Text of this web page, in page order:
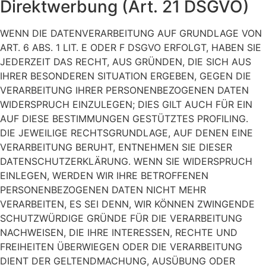
Direktwerbung (Art. 21 DSGVO)
WENN DIE DATENVERARBEITUNG AUF GRUNDLAGE VON
ART. 6 ABS. 1 LIT. E ODER F DSGVO ERFOLGT, HABEN SIE
JEDERZEIT DAS RECHT, AUS GRÜNDEN, DIE SICH AUS
IHRER BESONDEREN SITUATION ERGEBEN, GEGEN DIE
VERARBEITUNG IHRER PERSONENBEZOGENEN DATEN
WIDERSPRUCH EINZULEGEN; DIES GILT AUCH FÜR EIN
AUF DIESE BESTIMMUNGEN GESTÜTZTES PROFILING.
DIE JEWEILIGE RECHTSGRUNDLAGE, AUF DENEN EINE
VERARBEITUNG BERUHT, ENTNEHMEN SIE DIESER
DATENSCHUTZERKLÄRUNG. WENN SIE WIDERSPRUCH
EINLEGEN, WERDEN WIR IHRE BETROFFENEN
PERSONENBEZOGENEN DATEN NICHT MEHR
VERARBEITEN, ES SEI DENN, WIR KÖNNEN ZWINGENDE
SCHUTZWÜRDIGE GRÜNDE FÜR DIE VERARBEITUNG
NACHWEISEN, DIE IHRE INTERESSEN, RECHTE UND
FREIHEITEN ÜBERWIEGEN ODER DIE VERARBEITUNG
DIENT DER GELTENDMACHUNG, AUSÜBUNG ODER